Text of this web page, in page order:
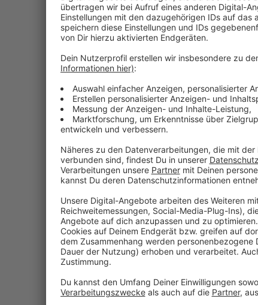
mit einem Tippspiel-
Anzeige
Anzeige
Bevor die ersten Tipps
Besonders wichtig ist die
Zählt das Ergebnis
Nach einer möglichen
Oder sogar erst nach
Außerdem braucht ihr ein
Die meisten Punkte
Ebenfalls Punkte
Weniger Punkte gibt
getippt wurde